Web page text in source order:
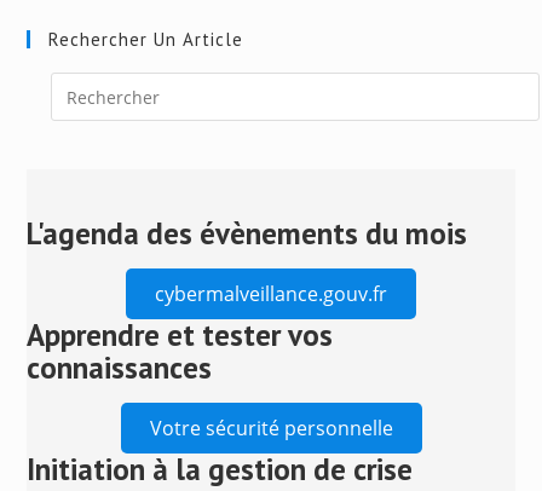
Rechercher Un Article
close
L'agenda des évènements du mois
cybermalveillance.gouv.fr
Apprendre et tester vos
connaissances
Votre sécurité personnelle
Initiation à la gestion de crise